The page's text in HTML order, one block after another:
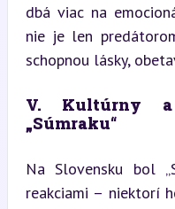
dbá viac na
nie je len
schopnou lásky,
V. Kultúrny a
„Súmraku“
Na Slovensku bol
reakciami – niektorí